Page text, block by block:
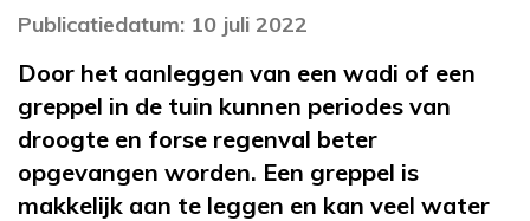
Publicatiedatum: 10 juli 2022
Door het aanleggen van een wadi of een
greppel in de tuin kunnen periodes van
droogte en forse regenval beter
opgevangen worden. Een greppel is
makkelijk aan te leggen en kan veel water